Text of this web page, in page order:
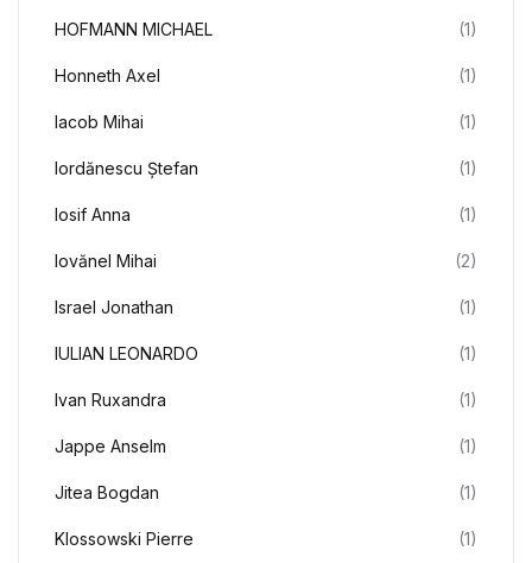
HOFMANN MICHAEL (1)
Honneth Axel (1)
Iacob Mihai (1)
Iordănescu Ștefan (1)
Iosif Anna (1)
Iovănel Mihai (2)
Israel Jonathan (1)
IULIAN LEONARDO (1)
Ivan Ruxandra (1)
Jappe Anselm (1)
Jitea Bogdan (1)
Klossowski Pierre (1)